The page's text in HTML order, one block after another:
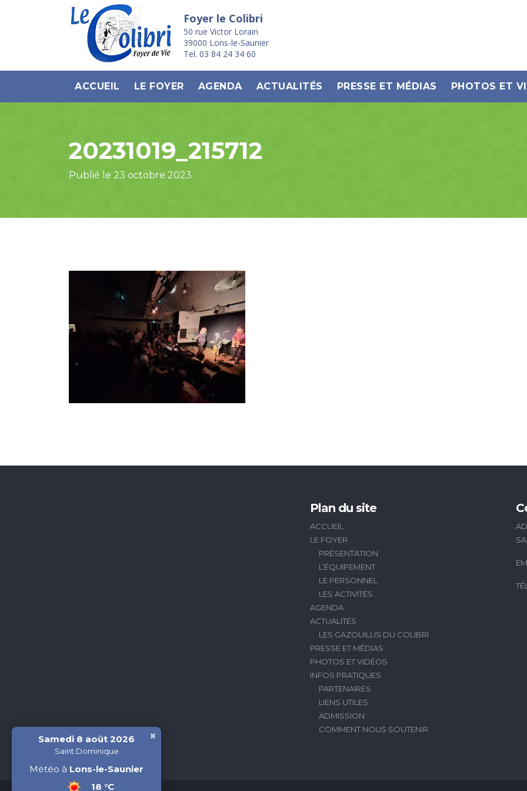
Foyer le Colibri
50 rue Victor Lorain
39000 Lons-le-Saunier
Tel. 03 84 24 34 60
ACCUEIL LE FOYER AGENDA ACTUALITÉS PRESSE ET MÉDIAS PHOTOS ET
20231019_215712
Publié le 23 octobre 2023
Plan du site
ACCUEIL
LE FOYER
PRÉSENTATION
L’ÉQUIPEMENT
LE PERSONNEL
LES ACTIVITÉS
AGENDA
ACTUALITÉS
LES GAZOUILLIS DU COLIBRI
PRESSE ET MÉDIAS
PHOTOS ET VIDÉOS
INFOS PRATIQUES
PARTENAIRES
LIENS UTILES
ADMISSION
COMMENT NOUS SOUTENIR
Samedi 8 août 2026
Saint Dominique
Météo à Lons-le-Saunier
18 °C
×